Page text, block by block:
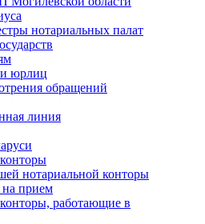
нотариальных палат
юрлиц
обращений
линия
нотариальной конторы
прием
работающие в